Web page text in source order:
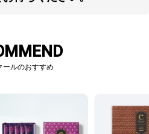
ールのおすすめ